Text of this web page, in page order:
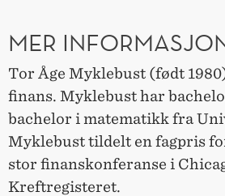
MER
Tor Åge Myklebust (født
finans. Myklebust har
bachelor i matematikk fra
Myklebust tildelt en fagpris
stor finanskonferanse i
Kreftregisteret.